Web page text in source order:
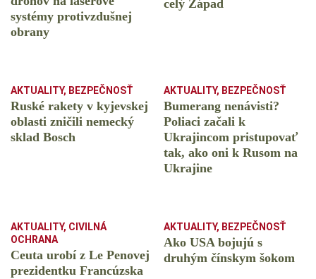
systémy protivzdušnej
obrany
celý Západ
AKTUALITY, BEZPEČNOSŤ
Ruské rakety v kyjevskej
oblasti zničili nemecký
sklad Bosch
AKTUALITY, BEZPEČNOSŤ
Bumerang nenávisti?
Poliaci začali k
Ukrajincom pristupovať
tak, ako oni k Rusom na
Ukrajine
AKTUALITY, CIVILNÁ
OCHRANA
Ceuta urobí z Le Penovej
prezidentku Francúzska
AKTUALITY, BEZPEČNOSŤ
Ako USA bojujú s
druhým čínskym šokom